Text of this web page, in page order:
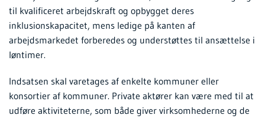
til kvalificeret arbejdskraft og opbygget deres
inklusionskapacitet, mens ledige på kanten af
arbejdsmarkedet forberedes og understøttes til ansættelse i
løntimer.
Indsatsen skal varetages af enkelte kommuner eller
konsortier af kommuner. Private aktører kan være med til at
udføre aktiviteterne, som både giver virksomhederne og de